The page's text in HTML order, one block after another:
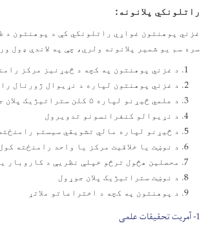
راتلونکي پلانونه:
غزني پوهنتون غواړي راتلونکي کې د پوهنتون
سره سم یو شمیر پلانونه ولري، چې په لاندې ډول
د غزني پوهنتون په کچه د څیړنیز مرکز
د غزني پوهنتون لپاره د نړیوال ژورنال
د علمي څیړنو لپاره ۵ کلن ستراتیژیک پلان جوړول
د نړیوالو کنفرانسونو تدویرول
د څیړنو لپاره مالي تشویقي سیستم
د نوښت یا خلاقیت مرکز یا واحد رامنځته
محصلین هڅول ترڅو خپلې نظریې د کاروبار
د نوښت ستراتیژیک پلان جوړول
د پوهنتون په کچه د اختراعاتو ملاتړ
1- آمریت تحقیقات علمی